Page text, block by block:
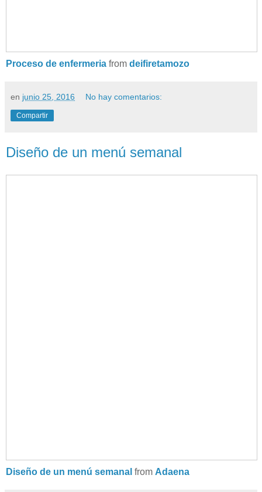
Proceso de enfermeria from deifiretamozo
en junio 25, 2016 No hay comentarios:
Compartir
Diseño de un menú semanal
Diseño de un menú semanal from Adaena